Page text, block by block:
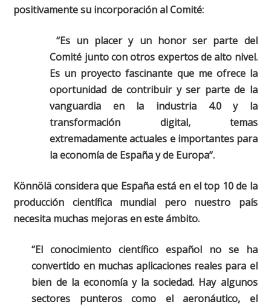
positivamente su incorporación al Comité:
“Es un placer y un honor ser parte del
Comité junto con otros expertos de alto nivel.
Es un proyecto fascinante que me ofrece la
oportunidad de contribuir y ser parte de la
vanguardia en la industria 4.0 y la
transformación digital, temas
extremadamente actuales e importantes para
la economía de España y de Europa”.
Könnölä considera que España está en el top 10 de la
producción científica mundial pero nuestro país
necesita muchas mejoras en este ámbito.
“El conocimiento científico español no se ha
convertido en muchas aplicaciones reales para el
bien de la economía y la sociedad. Hay algunos
sectores punteros como el aeronáutico, el